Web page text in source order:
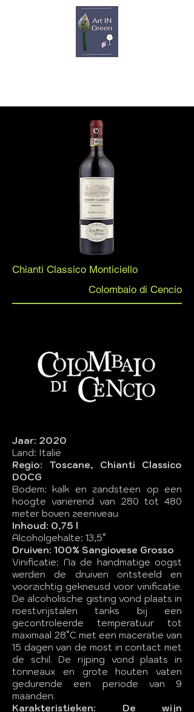
Chianti Classico Monticiello
Colombaio di Cencio
Jaar: 2020
Land: Italië
Regio: Toscane, Chianti Classico
DOCG
Bodem: kalk en zandsteen op een
hoogte variërend van 280 tot 480
meter boven zeeniveau
Inhoud: 0,75 l
Alcoholgehalte: 13,5°
Druiven: 100% Sangiovese Grosso
Vinificatie: Na de handmatige oogst
werden de druiven ontsteeld en
voorzichtig gekneusd voor vinificatie.
De alcoholische gisting vond plaats in
roestvrijstalen tanks bij een
gecontroleerde temperatuur tot
maximaal 28°C met een maceratie van
15 dagen van de most in contact met
de schil. De rijping vond plaats in
tonneaux en grote houten vaten
gedurende een periode van 9
maanden.
Karakteristieken: De wijn